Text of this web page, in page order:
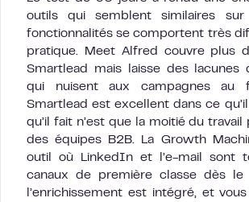
outils qui semblent similaires
fonctionnalités se comportent très
pratique. Meet Alfred couvre plus
Smartlead mais laisse des lacunes
qui nuisent aux campagnes au
Smartlead est excellent dans ce
qu’il fait n’est que la moitié du
des équipes B2B. La Growth
outil où LinkedIn et l’e-mail sont
canaux de première classe dès le
l’enrichissement est intégré, et